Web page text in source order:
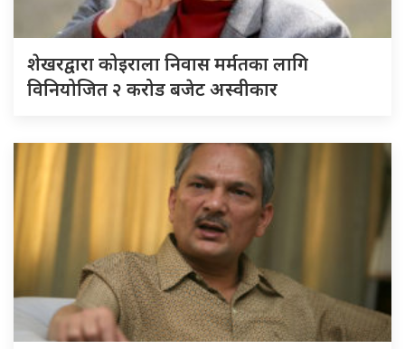
शेखरद्वारा कोइराला निवास मर्मतका लागि
विनियोजित २ करोड बजेट अस्वीकार